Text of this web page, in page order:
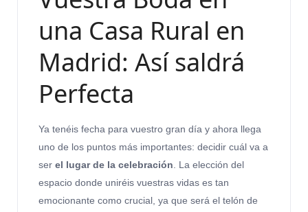
una Casa Rural en
Madrid: Así saldrá
Perfecta
Ya tenéis fecha para vuestro gran día y ahora llega
uno de los puntos más importantes: decidir cuál va a
ser el lugar de la celebración . La elección del
espacio donde uniréis vuestras vidas es tan
emocionante como crucial, ya que será el telón de